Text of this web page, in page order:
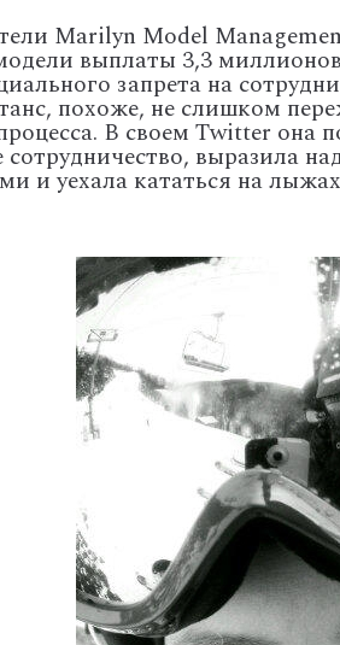
Marilyn Model
выплаты 3,3
запрета на
похоже, не слишком
В своем Twitter она
сотрудничество, выразила
и уехала кататься на